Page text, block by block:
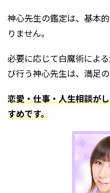
神心先生の鑑定は、基本
りません。
必要に応じて白魔術によ
び行う神心先生は、満足
恋愛・仕事・人生相談が
すめです。